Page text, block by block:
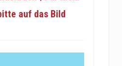
auf das Bild